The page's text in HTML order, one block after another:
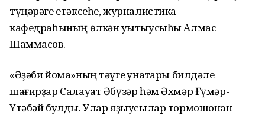
түңәрәге етәксеһе, журналистика
кафедраһының өлкән уҡытыусыһы Алмас
Шаммасов.
«Әҙәби йома»ның тәүге ҡунаҡтары билдәле
шағирҙар Салауат Әбүзәр һәм Әхмәр Ғүмәр-
Үтәбәй булды. Улар яҙыусылар тормошонан